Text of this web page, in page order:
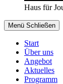
Haus für
Menü Schließen
Start
Über uns
Angebot
Aktuelles
Programm